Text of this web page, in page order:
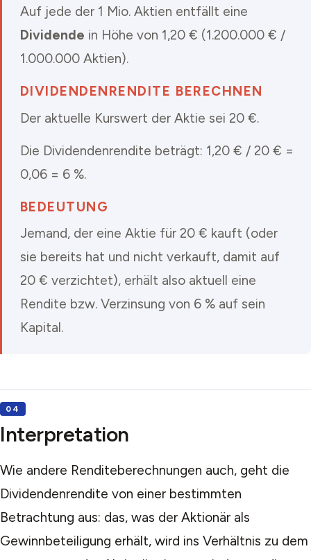
Auf jede der 1 Mio. Aktien entfällt eine
Dividende in Höhe von 1,20 € (1.200.000 € /
1.000.000 Aktien).
DIVIDENDENRENDITE BERECHNEN
Der aktuelle Kurswert der Aktie sei 20 €.
Die Dividendenrendite beträgt: 1,20 € / 20 € =
0,06 = 6 %.
BEDEUTUNG
Jemand, der eine Aktie für 20 € kauft (oder
sie bereits hat und nicht verkauft, damit auf
20 € verzichtet), erhält also aktuell eine
Rendite bzw. Verzinsung von 6 % auf sein
Kapital.
Interpretation
Wie andere Renditeberechnungen auch, geht die
Dividendenrendite von einer bestimmten
Betrachtung aus: das, was der Aktionär als
Gewinnbeteiligung erhält, wird ins Verhältnis zu dem